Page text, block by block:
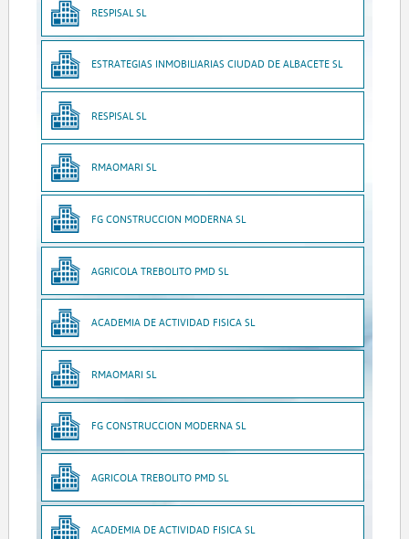
RESPISAL SL
ESTRATEGIAS INMOBILIARIAS CIUDAD DE ALBACETE SL
RESPISAL SL
RMAOMARI SL
FG CONSTRUCCION MODERNA SL
AGRICOLA TREBOLITO PMD SL
ACADEMIA DE ACTIVIDAD FISICA SL
RMAOMARI SL
FG CONSTRUCCION MODERNA SL
AGRICOLA TREBOLITO PMD SL
ACADEMIA DE ACTIVIDAD FISICA SL